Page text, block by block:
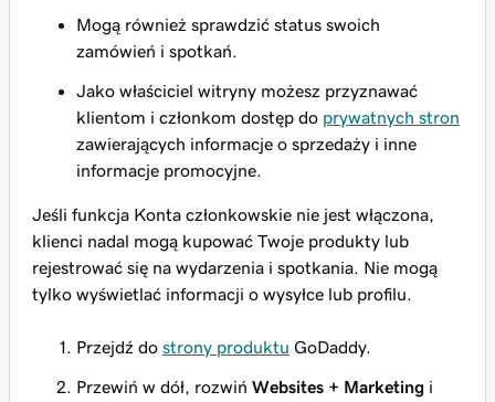
Mogą również sprawdzić status swoich
zamówień i spotkań.
Jako właściciel witryny możesz przyznawać
klientom i członkom dostęp do prywatnych stron
zawierających informacje o sprzedaży i inne
informacje promocyjne.
Jeśli funkcja Konta członkowskie nie jest włączona,
klienci nadal mogą kupować Twoje produkty lub
rejestrować się na wydarzenia i spotkania. Nie mogą
tylko wyświetlać informacji o wysyłce lub profilu.
Przejdź do strony produktu GoDaddy.
Przewiń w dół, rozwiń Websites + Marketing i